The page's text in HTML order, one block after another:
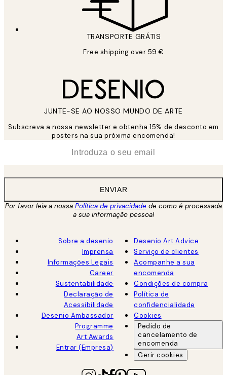
TRANSPORTE GRÁTIS
Free shipping over 59 €
JUNTE-SE AO NOSSO MUNDO DE ARTE
Subscreva a nossa newsletter e obtenha 15% de desconto em
posters na sua próxima encomenda!
ENVIAR
Por favor leia a nossa Política de privacidade de como é processada
a sua informação pessoal
Sobre a desenio
Imprensa
Informações Legais
Career
Sustentabilidade
Declaração de
Acessibilidade
Desenio Ambassador
Programme
Art Awards
Entrar (Empresa)
Desenio Art Advice
Serviço de clientes
Acompanhe a sua
encomenda
Condições de compra
Política de
confidencialidade
Cookies
Pedido de
cancelamento de
encomenda
Gerir cookies